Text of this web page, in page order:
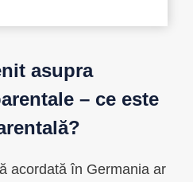
asupra
– ce este
acordată în Germania ar